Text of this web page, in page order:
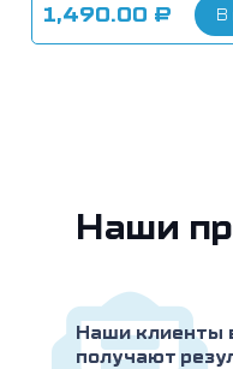
1,490.00 ₽ В
Наши
Наши клиенты
получают